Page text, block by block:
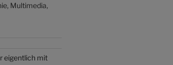
Multimedia,
eigentlich mit